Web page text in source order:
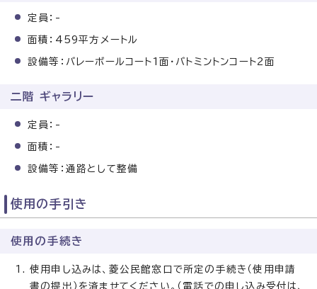
定員：-
面積：459平方メートル
設備等：バレーボールコート1面・バトミントンコート2面
二階 ギャラリー
定員：-
面積：-
設備等：通路として整備
使用の手引き
使用の手続き
使用申し込みは、菱公民館窓口で所定の手続き（使用申請
書の提出）を済ませてください。（電話での申し込み受付は、